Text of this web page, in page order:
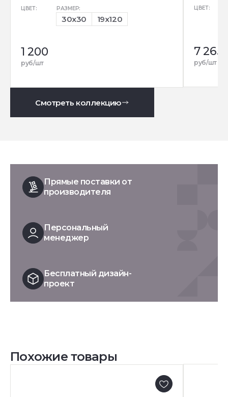
ЦВЕТ: РАЗМЕР:
30x30 19x120
1 200
руб/шт
ЦВЕТ:
7 265
руб/шт
Смотреть коллекцию
Прямые поставки от
производителя
Персональный
менеджер
Бесплатный дизайн-
проект
Похожие товары